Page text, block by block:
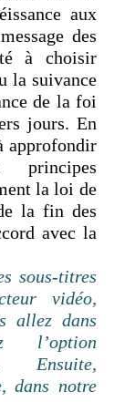
aux
des
à choisir
la suivance
de la foi
jours. En
approfondir
principes
la loi de
la fin des
avec la
sous-titres
vidéo,
allez dans
l’option
Ensuite,
dans notre